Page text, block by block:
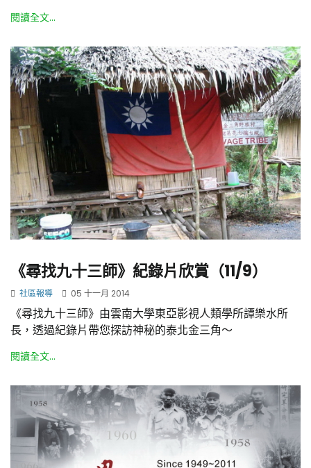
閱讀全文...
《尋找九十三師》紀錄片欣賞（11/9）
社區報導 05 十一月 2014
《尋找九十三師》由雲南大學東亞影視人類學所譚樂水所
長，透過紀錄片帶您探訪神秘的泰北金三角～
閱讀全文...